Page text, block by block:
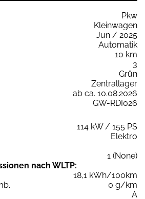
Pkw
Kleinwagen
Jun / 2025
Automatik
10 km
3
Grün
Zentrallager
ab ca. 10.08.2026
GW-RDI026
114 kW / 155 PS
Elektro
1 (None)
nach WLTP:
18,1 kWh/100km
0 g/km
A